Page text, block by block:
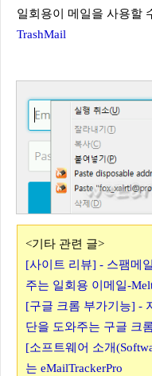
일회용이 메일을 사용할
TrashMail
<기타 관련 글>
[사이트 리뷰] - 스팸메
주는 일회용 이메일-
[구글 크롬 부가기능] -
단을 도와주는 구글 크
[소프트웨어 소개
는 eMailTrackerPro